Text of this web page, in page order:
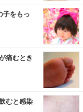
子をもっ
痛むとき
むと感染